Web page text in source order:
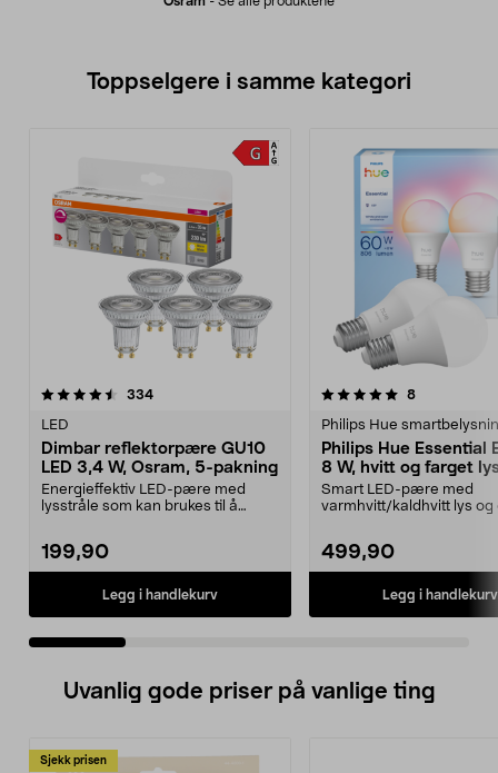
Toppselgere i samme kategori
334anmeldelser
LED
Dimbar reflektorpære GU10
LED 3,4 W, Osram, 5-pakning
Energieffektiv LED-pære med
lysstråle som kan brukes til å
199,90
Legg i handlekurv
5.0 av 5 stjerner 8anmeldelser
Philips Hue
Philips Hue Essential
8 W, hvitt og farget
pakning
Smart LED-pære med
varmhvitt/kaldhvitt lys og
499,90
Legg i handlekurv
4.5 av 5 stjerner
Uvanlig gode priser på vanlige ting
Sjekk prisen